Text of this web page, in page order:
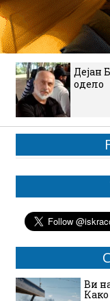
Дејан
одело
Ви
Како